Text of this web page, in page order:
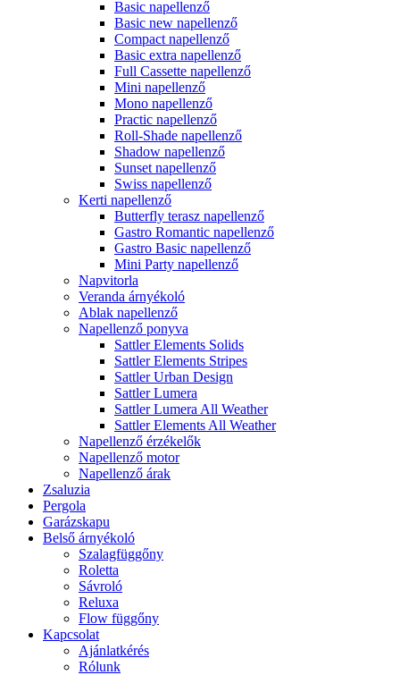
Basic napellenző
Basic new napellenző
Compact napellenző
Basic extra napellenző
Full Cassette napellenző
Mini napellenző
Mono napellenző
Practic napellenző
Roll-Shade napellenző
Shadow napellenző
Sunset napellenző
Swiss napellenző
Kerti napellenző
Butterfly terasz napellenző
Gastro Romantic napellenző
Gastro Basic napellenző
Mini Party napellenző
Napvitorla
Veranda árnyékoló
Ablak napellenző
Napellenző ponyva
Sattler Elements Solids
Sattler Elements Stripes
Sattler Urban Design
Sattler Lumera
Sattler Lumera All Weather
Sattler Elements All Weather
Napellenző érzékelők
Napellenző motor
Napellenző árak
Zsaluzia
Pergola
Garázskapu
Belső árnyékoló
Szalagfüggőny
Roletta
Sávroló
Reluxa
Flow függőny
Kapcsolat
Ajánlatkérés
Rólunk